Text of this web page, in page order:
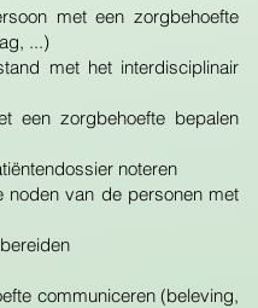
met een zorgbehoefte
...)
met het interdisciplinair
een zorgbehoefte bepalen
noteren
noden van de personen met
communiceren (beleving,